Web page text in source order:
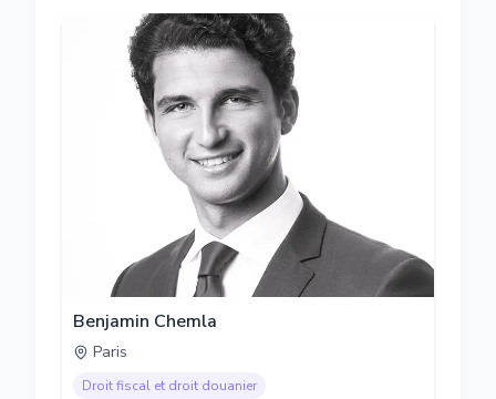
Benjamin Chemla
Paris
Droit fiscal et droit douanier